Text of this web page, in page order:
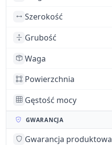
Szerokość
Grubość
Waga
Powierzchnia
Gęstość mocy
GWARANCJA
Gwarancja produktowa